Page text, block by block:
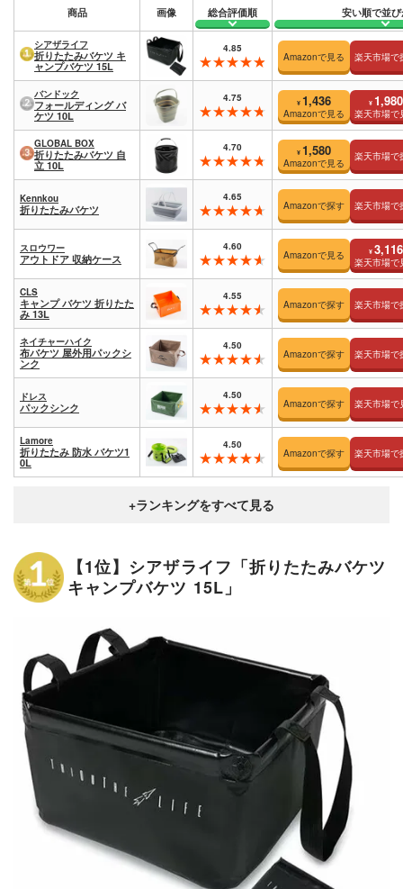
商品 画像 総合評価順 安い順で並
シアザライフ
折りたたみバケツ キ
ャンプバケツ 15L
4.85
Amazonで見る 楽天市場で
バンドック
フォールディング バ
ケツ 10L
4.75 ¥ 1,436
Amazonで見る
¥ 1,980
楽天市場で
GLOBAL BOX
折りたたみバケツ 自
立 10L
4.70 ¥ 1,580
Amazonで見る
楽天市場で
Kennkou
折りたたみバケツ
4.65
Amazonで探す 楽天市場で
スロウワー
アウトドア 収納ケース
4.60
Amazonで見る ¥ 3,116
楽天市場で
CLS
キャンプ バケツ 折りたた
み 13L
4.55
Amazonで探す 楽天市場で
ネイチャーハイク
布バケツ 屋外用パックシ
ンク
4.50
Amazonで探す 楽天市場で
ドレス
パックシンク
4.50
Amazonで探す 楽天市場で
Lamore
折りたたみ 防水 バケツ1
0L
4.50
Amazonで探す 楽天市場で
【1位】シアザライフ「折りたたみバケツ
キャンプバケツ 15L」